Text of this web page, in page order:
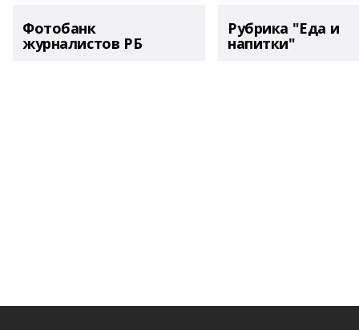
Фотобанк
журналистов РБ
Рубрика "Еда и
напитки"